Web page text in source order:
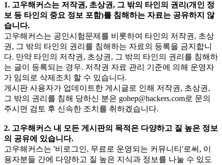
1. 고우해커스는 저작권, 초상권, 그 밖의 타인의 권리(개인 정
보 등 타인의 중요 정보 포함)를 침해하는 자료는 공유하지 않
습니다.
고우해커스는 공인시험문제를 비롯하여 타인의 저작권, 초상
권, 그 밖의 타인의 권리를 침해하는 자료의 등록을 금지합니
다. 만약 타인의 저작권, 초상권, 그 밖의 타인의 권리를 침해하
는 글이 등록되는 경우. 저작권 자료 관리 기준에 의해 운영자
가 임의로 삭제조치 할 수 있습니다.
게시판 사용자가 업데이트한 게시글로 인해 저작권, 초상권,
그 밖의 권리를 침해 당하신 분은 gohep@hackers.com로 문의
주시면 검토 후 신속한 조치를 취하겠습니다.
2. 고우해커스 내 모든 게시판의 목적은 다양하고 질 높은 정보
의 공유에 있습니다.
고우해커스는 '비로그인, 무료로 운영되는 커뮤니티'로써, 이
용자분들 간에 다양하고 질 높은 지식과 정보를 나눌 수 있도